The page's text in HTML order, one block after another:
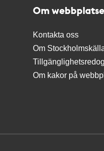
Om
Kontakta oss
Om
Om kakor på